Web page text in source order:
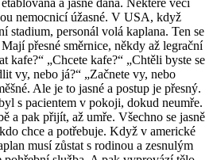
nemocnicí úžasné. V USA, když
stadium, personál volá kaplana. Ten se
přesné směrnice, někdy až legrační
kafe?“ „Chcete kafe?“ „Chtěli byste se
vy, nebo já?“ „Začnete vy, nebo
Ale je to jasné a postup je přesný.
s pacientem v pokoji, dokud neumře.
a pak přijít, až umře. Všechno se jasně
chce a potřebuje. Když v americké
musí zůstat s rodinou a zesnulým